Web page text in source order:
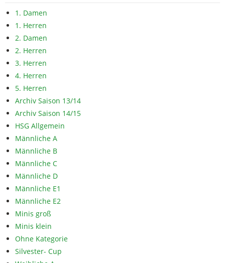
1. Damen
1. Herren
2. Damen
2. Herren
3. Herren
4. Herren
5. Herren
Archiv Saison 13/14
Archiv Saison 14/15
HSG Allgemein
Männliche A
Männliche B
Männliche C
Männliche D
Männliche E1
Männliche E2
Minis groß
Minis klein
Ohne Kategorie
Silvester- Cup